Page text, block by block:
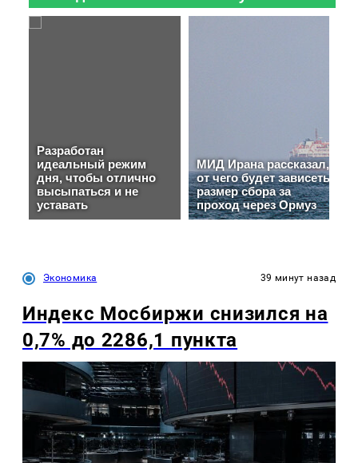
Экономика 39 минут назад
Индекс Мосбиржи снизился на
0,7% до 2286,1 пункта